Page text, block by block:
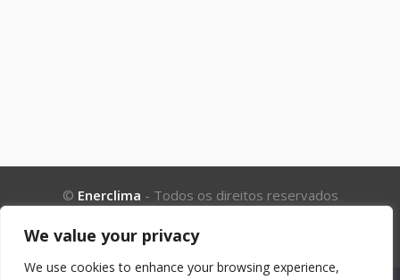
We value your privacy
We use cookies to enhance your browsing experience,
© Enerclima - Todos os direitos reservados
NORTE / CENTRO / SUL (LISBOA)
Sede: Rua São Salvador nº 1028, 4560-066 Croca Penafiel